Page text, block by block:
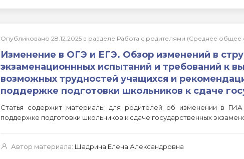
Опубликовано 28.12.2025 в разделе Работа с родителями (Среднее
Изменение в ОГЭ и ЕГЭ. Обзор изменений в
экзаменационнных испытаний и требований к
возможных трудностей учащихся и
поддержке подготовки школьников к сдаче
Статья содержит материалы для родителей об изменении в
поддержке подготовки школьников к сдаче государственных
Автор материала: Шадрина Елена Александровна